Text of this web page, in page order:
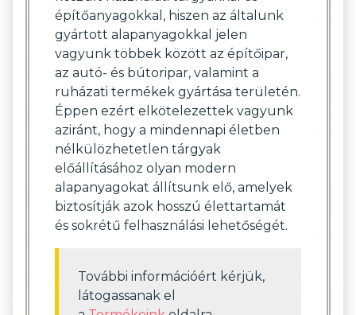
építőanyagokkal, hiszen az általunk
gyártott alapanyagokkal jelen
vagyunk többek között az építőipar,
az autó- és bútoripar, valamint a
ruházati termékek gyártása területén.
Éppen ezért elkötelezettek vagyunk
aziránt, hogy a mindennapi életben
nélkülözhetetlen tárgyak
előállításához olyan modern
alapanyagokat állítsunk elő, amelyek
biztosítják azok hosszú élettartamát
és sokrétű felhasználási lehetőségét.
További információért kérjük,
látogassanak el